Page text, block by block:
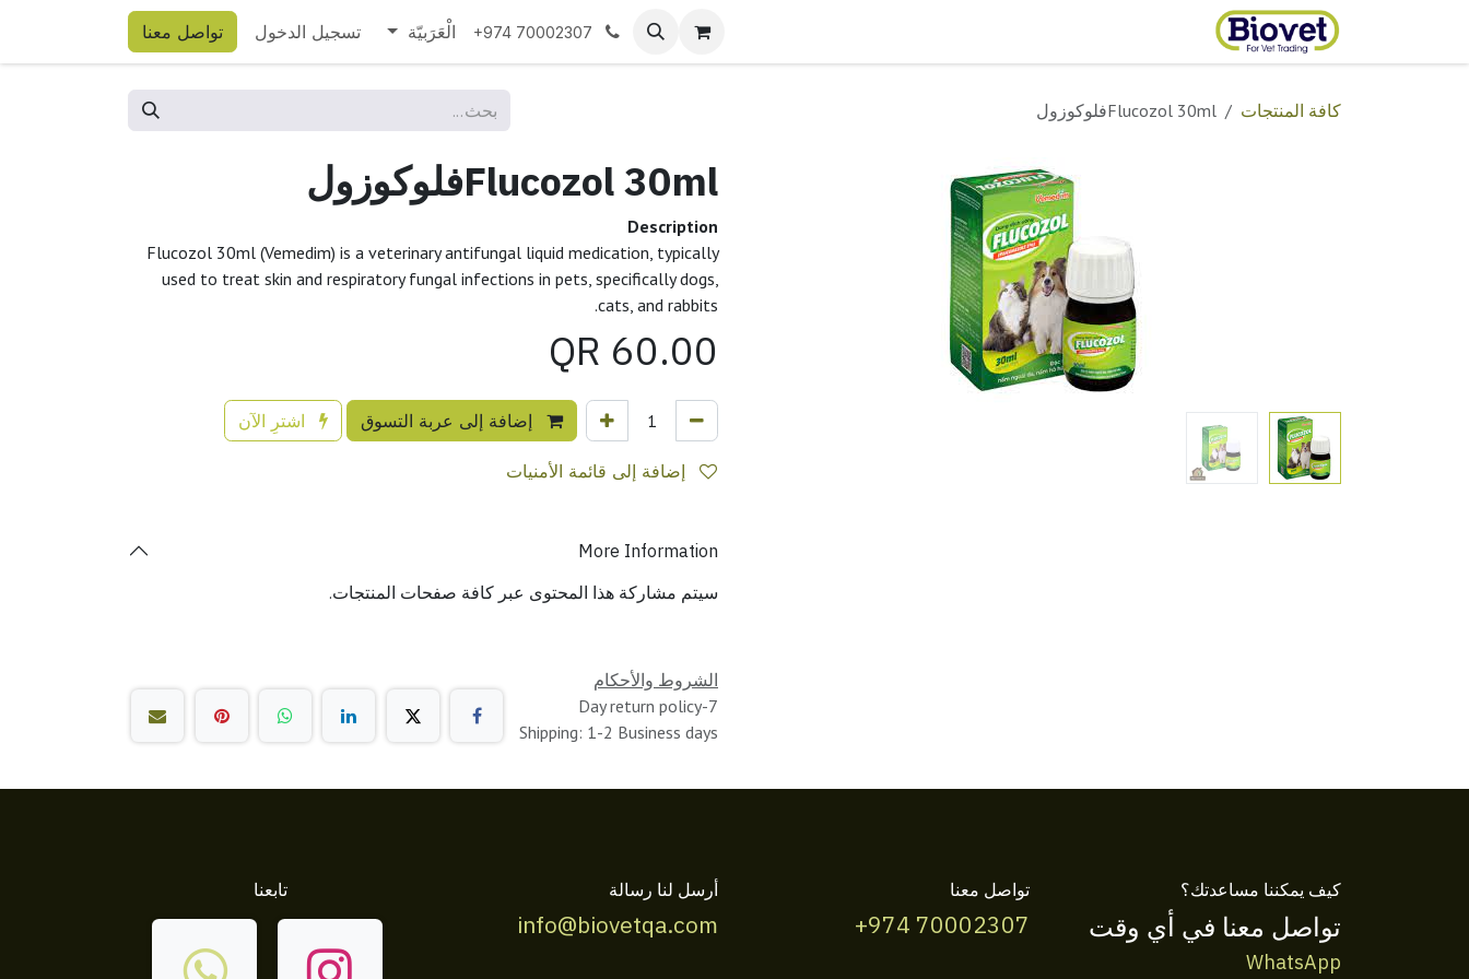
تخطي للذهاب إلى المحتوى
+974 70002307 الْعَرَبيّة تسجيل الدخول تواصل معنا
كافة المنتجات Flucozol 30mlفلوكوزول
Flucozol 30mlفلوكوزول
Description
Flucozol 30ml (Vemedim) is a veterinary antifungal liquid medication, typically
used to treat skin and respiratory fungal infections in pets, specifically dogs,
cats, and rabbits.
60.00
إضافة إلى عربة التسوق اشترِ الآن
More Information
سيتم مشاركة هذا المحتوى عبر كافة صفحات المنتجات.
الشروط والأحكام
7-Day return policy
Shipping: 1-2 Business days
كيف يمكننا مساعدتك؟
تواصل معنا في أي وقت
WhatsApp
تواصل معنا
+974 70002307
أرسل لنا رسالة
info@biovetqa.com
تابعنا